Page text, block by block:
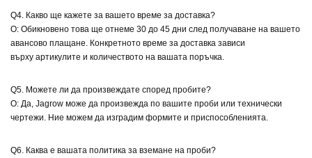
Q4. Какво ще кажете за вашето време за доставка?
О: Обикновено това ще отнеме 30 до 45 дни след получаване на вашето
авансово плащане. Конкретното време за доставка зависи
върху артикулите и количеството на вашата поръчка.
Q5. Можете ли да произвеждате според пробите?
О: Да, Jagrow може да произвежда по вашите проби или технически
чертежи. Ние можем да изградим формите и приспособленията.
Q6. Каква е вашата политика за вземане на проби?